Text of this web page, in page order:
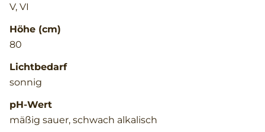
V, VI
Höhe (cm)
80
Lichtbedarf
sonnig
pH-Wert
mäßig sauer, schwach alkalisch